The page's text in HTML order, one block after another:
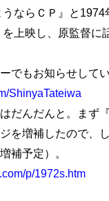
ならＣＰ』と1974
上映し、原監督に
でもお知らせしてい
ShinyaTateiwa
だんだんと。まず『
を増補したので、
補予定）。
p/1972s.htm